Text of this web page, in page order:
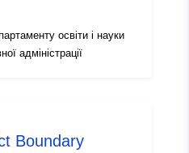
освіти і науки
адміністрації
Boundary